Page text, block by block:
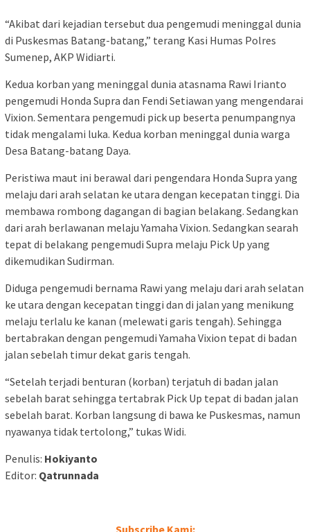
“Akibat dari kejadian tersebut dua pengemudi meninggal dunia
di Puskesmas Batang-batang,” terang Kasi Humas Polres
Sumenep, AKP Widiarti.
Kedua korban yang meninggal dunia atasnama Rawi Irianto
pengemudi Honda Supra dan Fendi Setiawan yang mengendarai
Vixion. Sementara pengemudi pick up beserta penumpangnya
tidak mengalami luka. Kedua korban meninggal dunia warga
Desa Batang-batang Daya.
Peristiwa maut ini berawal dari pengendara Honda Supra yang
melaju dari arah selatan ke utara dengan kecepatan tinggi. Dia
membawa rombong dagangan di bagian belakang. Sedangkan
dari arah berlawanan melaju Yamaha Vixion. Sedangkan searah
tepat di belakang pengemudi Supra melaju Pick Up yang
dikemudikan Sudirman.
Diduga pengemudi bernama Rawi yang melaju dari arah selatan
ke utara dengan kecepatan tinggi dan di jalan yang menikung
melaju terlalu ke kanan (melewati garis tengah). Sehingga
bertabrakan dengan pengemudi Yamaha Vixion tepat di badan
jalan sebelah timur dekat garis tengah.
“Setelah terjadi benturan (korban) terjatuh di badan jalan
sebelah barat sehingga tertabrak Pick Up tepat di badan jalan
sebelah barat. Korban langsung di bawa ke Puskesmas, namun
nyawanya tidak tertolong,” tukas Widi.
Penulis: Hokiyanto
Editor: Qatrunnada
Subscribe Kami: